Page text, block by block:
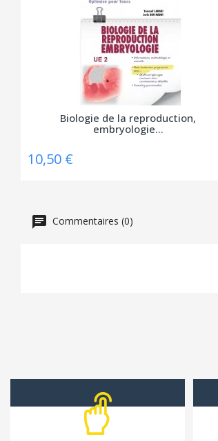
Biologie de la reproduction,
embryologie...
10,50 €
Commentaires (0)